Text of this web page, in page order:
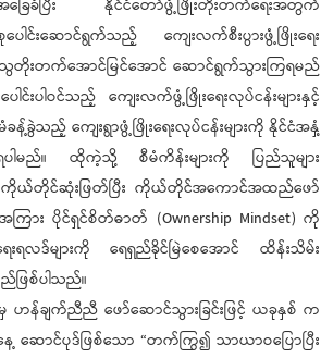
အခြေခံပြီး နိုင်ငံတော်ဖွံ့ဖြိုးတိုးတက်ရေးအတွက်
ါင်းဆောင်ရွက်သည့် ကျေးလက်စီးပွားဖွံ့ဖြိုးရေး
တိုးတက်အောင်မြင်အောင် ဆောင်ရွက်သွားကြရမည်
ါင်းပါဝင်သည့် ကျေးလက်ဖွံ့ဖြိုးရေးလုပ်ငန်းများနှင့်
ခွဲသည့် ကျေးရွာဖွံ့ဖြိုးရေးလုပ်ငန်းများကို နိုင်ငံအနှံ့
ရပါမည်။ ထိုကဲ့သို့ စီမံကိန်းများကို ပြည်သူများ
ကိုယ်တိုင်ဆုံးဖြတ်ပြီး ကိုယ်တိုင်အကောင်အထည်ဖော်
းအကြား ပိုင်ရှင်စိတ်ဓာတ် (Ownership Mindset) ကို
ရေးရလဒ်များကို ရေရှည်ခိုင်မြဲစေအောင် ထိန်းသိမ်း
ဖြစ်ပါသည်။
ချက်ညီညီ ဖော်ဆောင်သွားခြင်းဖြင့် ယခုနှစ် က
ေ့ ဆောင်ပုဒ်ဖြစ်သော “တက်ကြွ၍ သာယာဝပြောပြီး